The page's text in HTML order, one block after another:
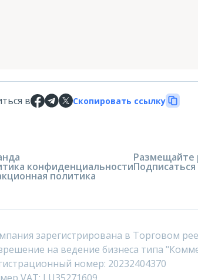
в Скопировать ссылку
конфиденциальности
политика
Размещайте
Подписаться
зарегистрирована в Торговом
на ведение бизнеса типа
номер: 20232404370